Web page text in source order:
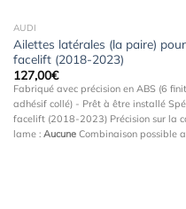
AUDI
Ailettes latérales (la paire)
facelift (2018-2023)
127,00€
Fabriqué avec précision en ABS (6
adhésif collé) - Prêt à être installé
facelift (2018-2023) Précision sur la
lame : AucuneCombinaison possible